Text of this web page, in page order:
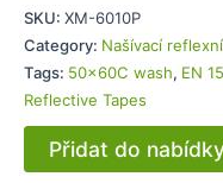
SKU: XM-6010P
Category: Našívací
Tags: 50x60C wash, EN
Reflective Tapes
Přidat do